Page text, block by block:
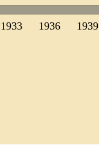
1933 1936 1939